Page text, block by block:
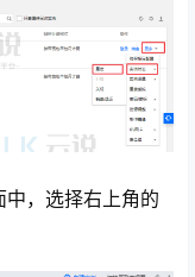
，选择右上角的